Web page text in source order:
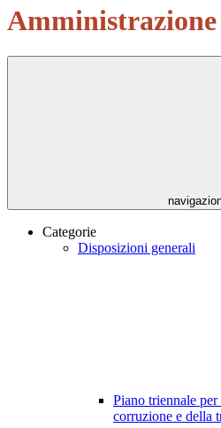
Categorie
Disposizioni generali
Piano triennale
corruzione e della